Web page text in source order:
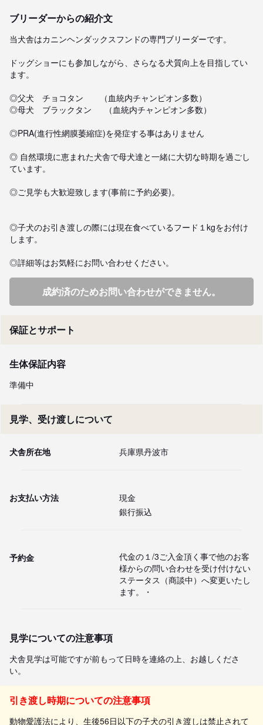
ブリーダーからの紹介文
当犬舎はカニンヘンダックスフンドの専門ブリーダーです。
ドッグショーにも参加しながら、さらなる犬質向上を目指してい
ます。
◎父犬　チョコタン　　（血統内チャンピオン多数）
◎母犬　ブラックタン　  （血統内チャンピオン多数）
◎PRA(進行性網膜萎縮症)を発症する事はありません
◎ 自然環境に恵まれた犬舎で母犬達と一緒に大切な時期を過ごし
ています。
◎ご見学も大歓迎致します(事前に予約必要)。
◎子犬のお引き渡しの際には現在食べているフード１kgをお付け
します。
◎詳細等はお気軽にお問い合わせください。
成約済のためお問い合わせができません。
保証とサポート
生体保証内容
準備中
見学、受け渡しについて
犬舎所在地 兵庫県丹波市
お支払い方法
現金
銀行振込
予約金
代金の１/3ご入金頂く事で他のお客
様からの問い合わせを受け付けない
ステータス（商談中）へ変更いたし
ます。・
見学についての注意事項
犬舎見学は可能ですが前もって日時を連絡の上、お越しくださ
い。
引き渡し時期についての注意事項
動物愛護法により、生後56日以下の子犬の引き渡しは禁止されて